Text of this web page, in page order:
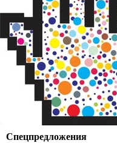
Спецпредложения